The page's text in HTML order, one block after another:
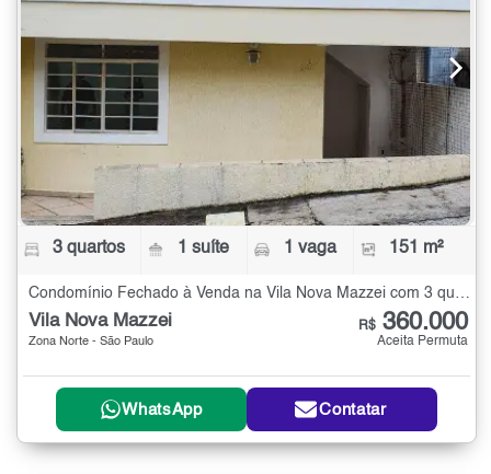
3 quartos 1 suíte 1 vaga 151 m²
Condomínio Fechado à Venda na Vila Nova Mazzei com 3 quartos - 151 m²
Vila Nova Mazzei
Zona Norte - São Paulo
R$ 360.000
Aceita Permuta
WhatsApp Contatar